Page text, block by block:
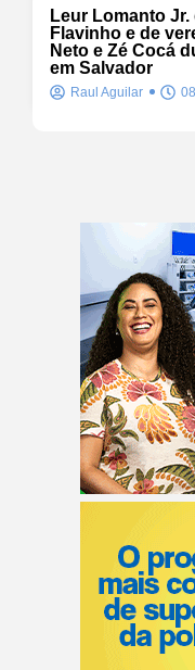
Leur Lomanto
Flavinho e de
Neto e Zé Cocá
em Salvador
Raul Aguilar